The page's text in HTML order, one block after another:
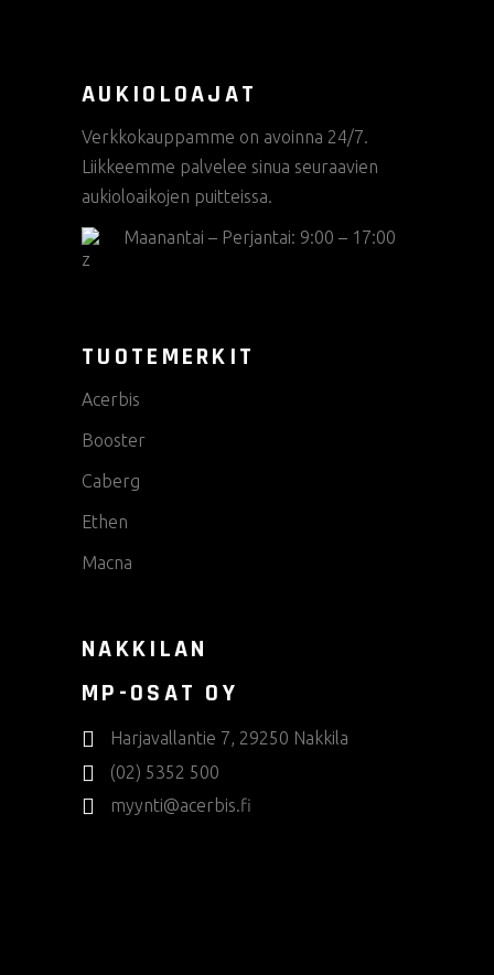
AUKIOLOAJAT
Verkkokauppamme on avoinna 24/7.
Liikkeemme palvelee sinua seuraavien
aukioloaikojen puitteissa.
Maanantai – Perjantai: 9:00 – 17:00
TUOTEMERKIT
Acerbis
Booster
Caberg
Ethen
Macna
NAKKILAN
MP-OSAT OY
Harjavallantie 7, 29250 Nakkila
(02) 5352 500
myynti@acerbis.fi